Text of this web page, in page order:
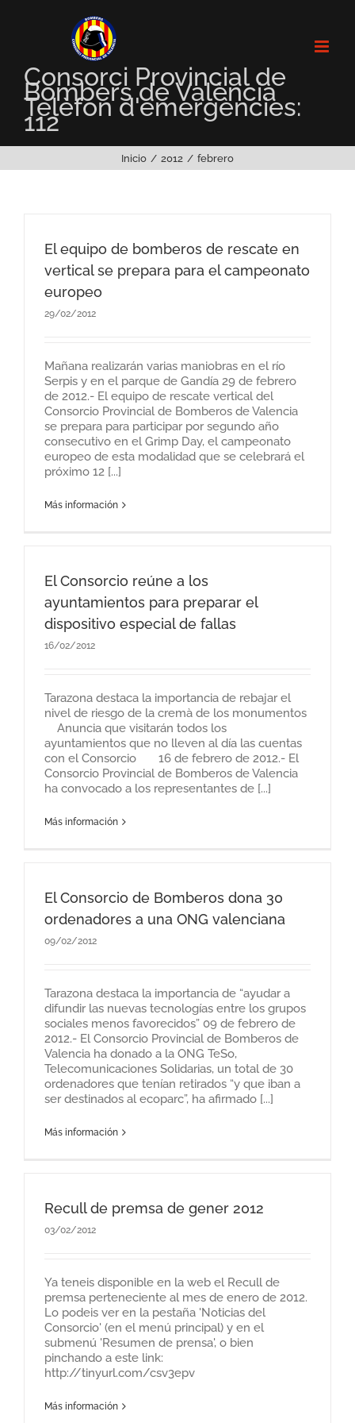
Consorci Provincial de
Bombers de València
Telèfon d'emergències:
112
Inicio 2012 febrero
El equipo de bomberos de rescate en
vertical se prepara para el campeonato
europeo
29/02/2012
Mañana realizarán varias maniobras en el río
Serpis y en el parque de Gandía 29 de febrero
de 2012.- El equipo de rescate vertical del
Consorcio Provincial de Bomberos de Valencia
se prepara para participar por segundo año
consecutivo en el Grimp Day, el campeonato
europeo de esta modalidad que se celebrará el
próximo 12 [...]
Más información
El Consorcio reúne a los
ayuntamientos para preparar el
dispositivo especial de fallas
16/02/2012
Tarazona destaca la importancia de rebajar el
nivel de riesgo de la cremà de los monumentos
Anuncia que visitarán todos los
ayuntamientos que no lleven al día las cuentas
con el Consorcio 16 de febrero de 2012.- El
Consorcio Provincial de Bomberos de Valencia
ha convocado a los representantes de [...]
Más información
El Consorcio de Bomberos dona 30
ordenadores a una ONG valenciana
09/02/2012
Tarazona destaca la importancia de “ayudar a
difundir las nuevas tecnologías entre los grupos
sociales menos favorecidos” 09 de febrero de
2012.- El Consorcio Provincial de Bomberos de
Valencia ha donado a la ONG TeSo,
Telecomunicaciones Solidarias, un total de 30
ordenadores que tenían retirados “y que iban a
ser destinados al ecoparc”, ha afirmado [...]
Más información
Recull de premsa de gener 2012
03/02/2012
Ya teneis disponible en la web el Recull de
premsa perteneciente al mes de enero de 2012.
Lo podeis ver en la pestaña 'Noticias del
Consorcio' (en el menú principal) y en el
submenú 'Resumen de prensa', o bien
pinchando a este link:
http://tinyurl.com/csv3epv
Más información